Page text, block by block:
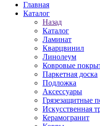
Главная
Каталог
Назад
Каталог
Ламинат
Кварцвинил
Линолеум
Ковровые
Паркетная доска
Подложка
Аксессуары
Грязезащитные
Искусственная
Керамогранит